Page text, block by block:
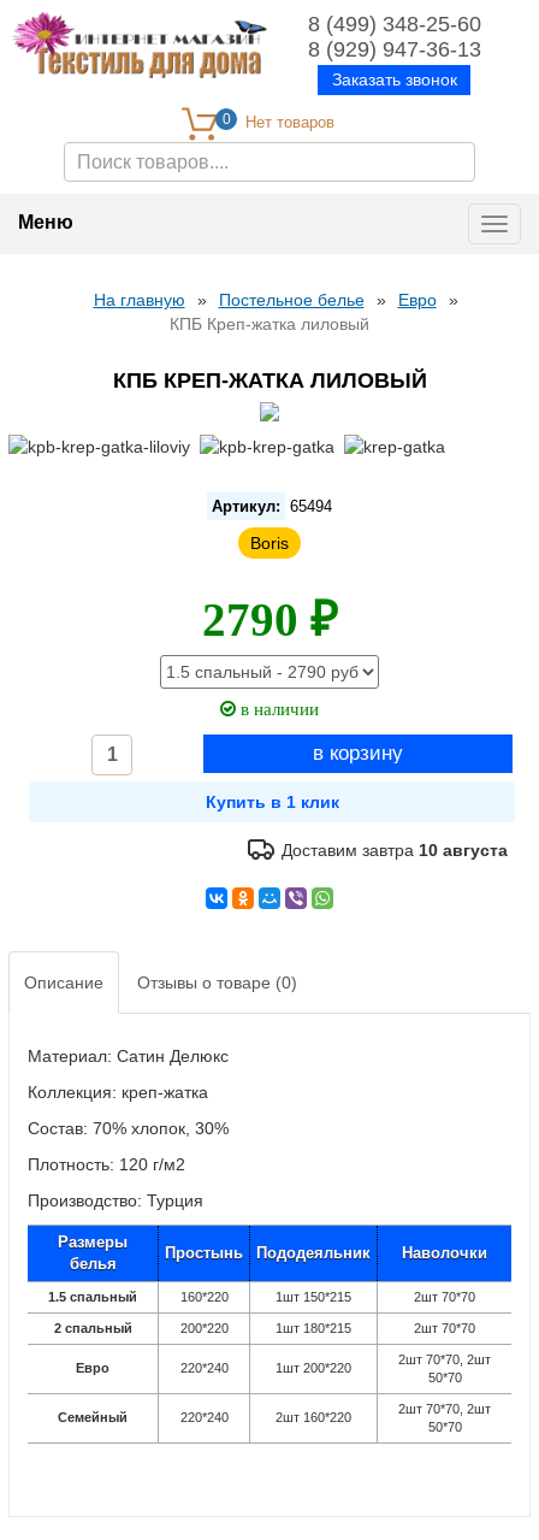
0
8 (499) 348-25-60
8 (929) 947-36-13
Заказать звонок
Меню
На главную » Постельное белье » Евро
»
КПБ Креп-жатка лиловый
КПБ КРЕП-ЖАТКА ЛИЛОВЫЙ
Артикул: 65494
Boris
2790 ₽
в наличии
Доставим завтра 10 августа
Описание Отзывы о товаре (0)
Материал: Сатин Делюкс
Коллекция: креп-жатка
Состав: 70% хлопок, 30%
Плотность: 120 г/м2
Производство: Турция
Размеры
белья
Простынь Пододеяльник Наволочки
1.5 спальный 160*220 1шт 150*215 2шт 70*70
2 спальный 200*220 1шт 180*215 2шт 70*70
Евро 220*240 1шт 200*220
2шт 70*70, 2шт
50*70
Семейный 220*240 2шт 160*220
2шт 70*70, 2шт
50*70